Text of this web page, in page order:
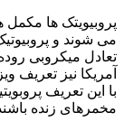
پروبیویتک ها
می شوند و
تعادل میکروبی
آمریکا نیز تعریف
با این تعریف
مخمرهای زنده